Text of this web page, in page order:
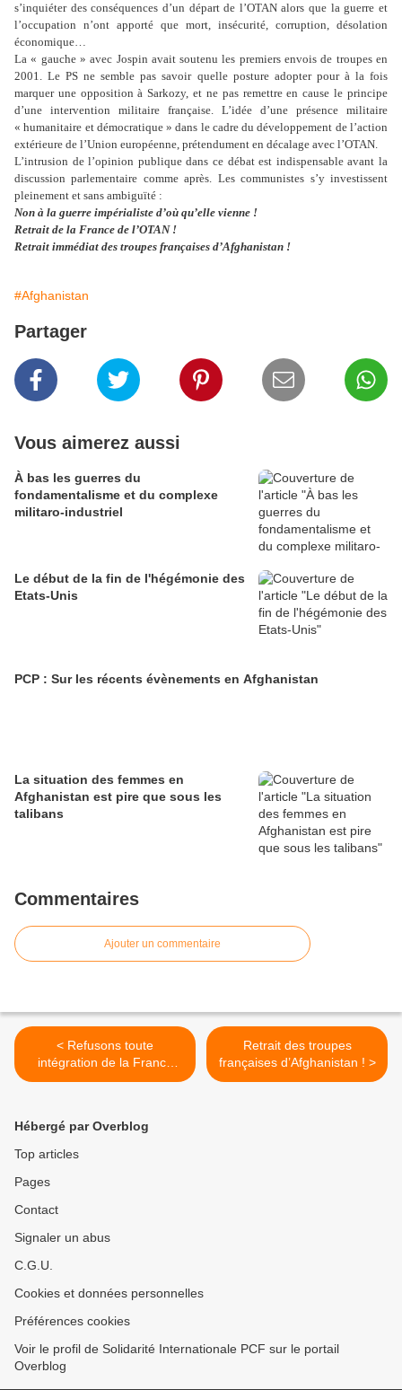
s’inquiéter des conséquences d’un départ de l’OTAN alors que la guerre et
l’occupation n’ont apporté que mort, insécurité, corruption, désolation
économique…
La « gauche » avec Jospin avait soutenu les premiers envois de troupes en
2001. Le PS ne semble pas savoir quelle posture adopter pour à la fois
marquer une opposition à Sarkozy, et ne pas remettre en cause le principe
d’une intervention militaire française. L’idée d’une présence militaire
« humanitaire et démocratique » dans le cadre du développement de l’action
extérieure de l’Union européenne, prétendument en décalage avec l’OTAN.
L’intrusion de l’opinion publique dans ce débat est indispensable avant la
discussion parlementaire comme après. Les communistes s’y investissent
pleinement et sans ambiguïté :
Non à la guerre impérialiste d’où qu’elle vienne !
Retrait de la France de l’OTAN !
Retrait immédiat des troupes françaises d’Afghanistan !
#Afghanistan
Partager
Vous aimerez aussi
À bas les guerres du
fondamentalisme et du complexe
militaro-industriel
Le début de la fin de l'hégémonie des
Etats-Unis
PCP : Sur les récents évènements en Afghanistan
La situation des femmes en
Afghanistan est pire que sous les
talibans
Commentaires
Ajouter un commentaire
< Refusons toute
intégration de la France
dans un bloc impérialiste !
Retrait des troupes
françaises d’Afghanistan ! >
Hébergé par Overblog
Top articles
Pages
Contact
Signaler un abus
C.G.U.
Cookies et données personnelles
Préférences cookies
Voir le profil de Solidarité Internationale PCF sur le portail
Overblog